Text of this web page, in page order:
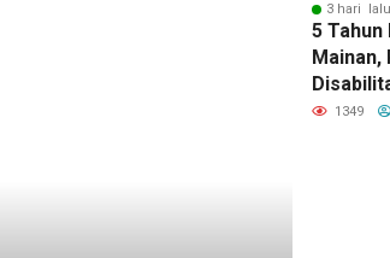
3 hari lalu
5 Tahun
Mainan,
Penuh
1349